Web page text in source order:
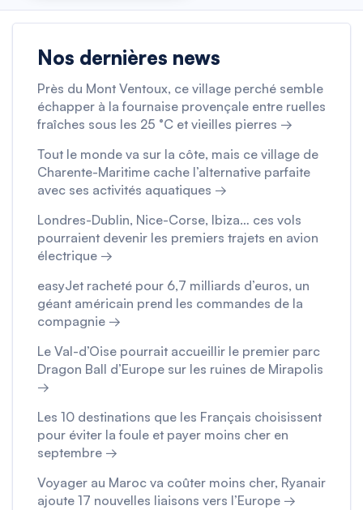
Nos dernières news
Près du Mont Ventoux, ce village perché semble
échapper à la fournaise provençale entre ruelles
fraîches sous les 25 °C et vieilles pierres →
Tout le monde va sur la côte, mais ce village de
Charente-Maritime cache l’alternative parfaite
avec ses activités aquatiques →
Londres-Dublin, Nice-Corse, Ibiza… ces vols
pourraient devenir les premiers trajets en avion
électrique →
easyJet racheté pour 6,7 milliards d’euros, un
géant américain prend les commandes de la
compagnie →
Le Val-d’Oise pourrait accueillir le premier parc
Dragon Ball d’Europe sur les ruines de Mirapolis
→
Les 10 destinations que les Français choisissent
pour éviter la foule et payer moins cher en
septembre →
Voyager au Maroc va coûter moins cher, Ryanair
ajoute 17 nouvelles liaisons vers l’Europe →